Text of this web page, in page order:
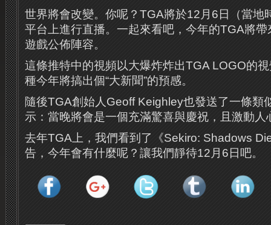
世界將會改變。你呢？TGA將於12月6日（當地
平台上進行直播。一起來看吧，今年的TGA將
遊戲公佈陣容。
這條推特中的視頻以大爆炸炸出TGA LOGO的
種今年將搞出個“大新聞”的預感。
隨後TGA創始人Geoff Keighley也發送了一條類
示：當晚將會是一個充滿驚喜與慶祝，且激動人
去年TGA上，我們看到了《Sekiro: Shadows
告，今年會有什麼呢？讓我們靜待12月6日吧。